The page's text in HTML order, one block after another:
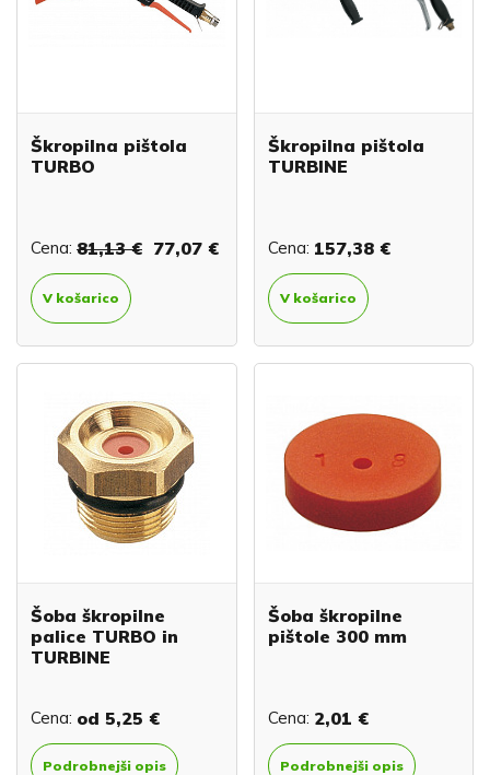
Škropilna pištola
TURBO
Cena: 81,13 € 77,07 €
V košarico
Škropilna pištola
TURBINE
Cena: 157,38 €
V košarico
Šoba škropilne
palice TURBO in
TURBINE
Cena: od 5,25 €
Podrobnejši opis
Šoba škropilne
pištole 300 mm
Cena: 2,01 €
Podrobnejši opis